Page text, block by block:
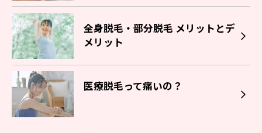
全身脱毛・部分脱毛 メリットとデ
メリット
医療脱毛って痛いの？